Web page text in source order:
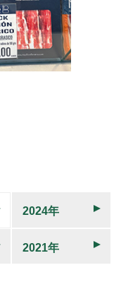
2024年
2021年